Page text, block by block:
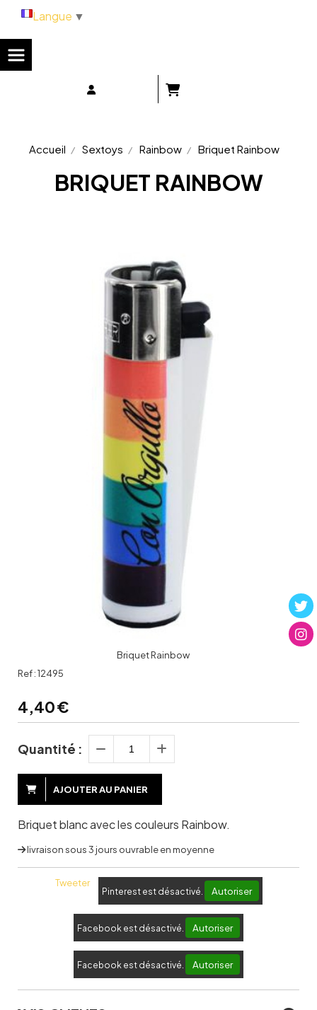
Accueil Sextoys Rainbow Briquet Rainbow
BRIQUET RAINBOW
Briquet Rainbow
Ref :12495
4,40€
Quantité :
AJOUTER AU PANIER
Briquet blanc avec les couleurs Rainbow.
livraison sous 3 jours ouvrable en moyenne
Tweeter
Pinterest est désactivé. Autoriser
Facebook est désactivé. Autoriser
Facebook est désactivé. Autoriser
Langue ▼